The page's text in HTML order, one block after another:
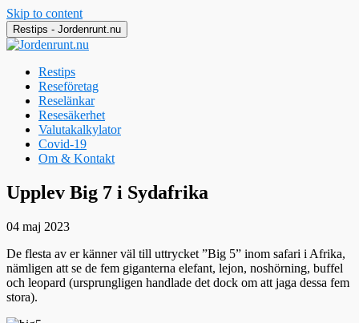
Skip to content
Restips - Jordenrunt.nu
Restips
Reseföretag
Reselänkar
Resesäkerhet
Valutakalkylator
Covid-19
Om & Kontakt
Jordenrunt.nu
Tusen Restips från hela världen
Upplev Big 7 i Sydafrika
04 maj 2023
De flesta av er känner väl till uttrycket ”Big 5” inom safari i Afrika,
nämligen att se de fem giganterna elefant, lejon, noshörning, buffel
och leopard (ursprungligen handlade det dock om att jaga dessa fem
stora).